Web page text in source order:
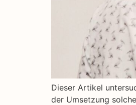
Dieser Artikel
der Umsetzung